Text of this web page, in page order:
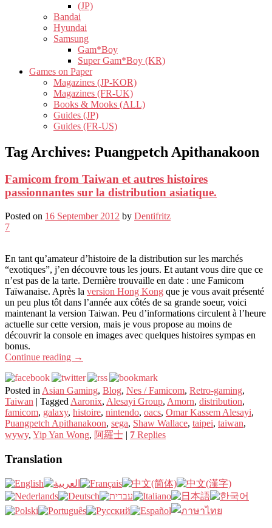
(JP)
Bandai
Hyundai
Samsung
Gam*Boy
Super Gam*Boy (KR)
Games on Paper
Magazines (JP-KOR)
Magazines (FR-UK)
Books & Mooks (ALL)
Guides (JP)
Guides (FR-US)
Tag Archives: Puangpetch Apithanakoon
Famicom from Taiwan et autres histoires
passionnantes sur la distribution asiatique.
Posted on 16 September 2012 by Dentifritz
7
En tant qu’amateur d’histoire de la distribution sur les marchés
“exotiques”, j’en découvre tous les jours. Et autant vous dire que ce
n’est pas de la tarte. Dernière trouvaille en date : une Famicom
Taïwanaise. Après la version Hong Kong que je vous avait présenté
un peu plus tôt dans l’année aux côtés de sa grande soeur, voici
maintenant la version Taiwan. Peu d’informations circulent à l’heure
actuelle sur cette version, mais je vous propose au moins de
découvrir la console en images avec quelques histoires sympas en
bonus.
Continue reading →
Posted in Asian Gaming, Blog, Nes / Famicom, Retro-gaming,
Taiwan | Tagged Aaronix, Alesayi Group, Amorn, distribution,
famicom, galaxy, histoire, nintendo, oacs, Omar Kassem Alesayi,
Puangpetch Apithanakoon, sega, Shaw Wallace, taipei, taiwan,
wywy, Yip Yan Wong, 阿羅士 | 7 Replies
Translation